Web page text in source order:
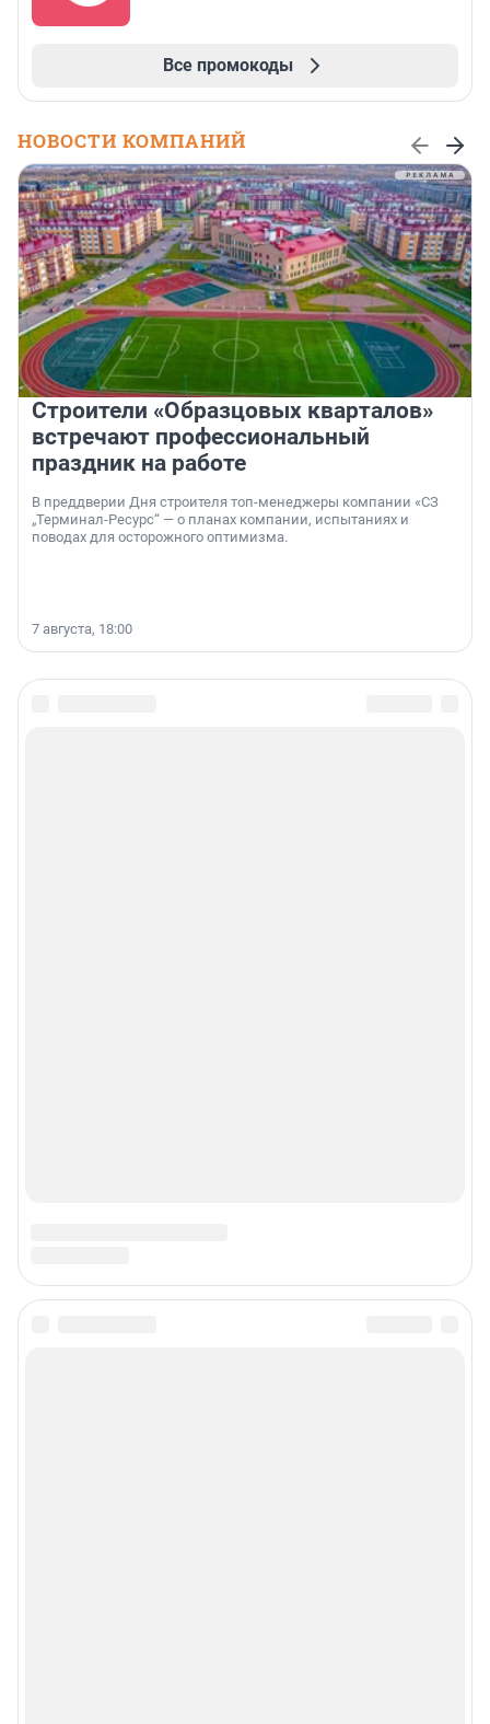
Все промокоды
НОВОСТИ КОМПАНИЙ
Строители «Образцовых кварталов»
встречают профессиональный
праздник на работе
В преддверии Дня строителя топ-менеджеры компании «СЗ
„Терминал-Ресурс“ — о планах компании, испытаниях и
поводах для осторожного оптимизма.
7 августа, 18:00